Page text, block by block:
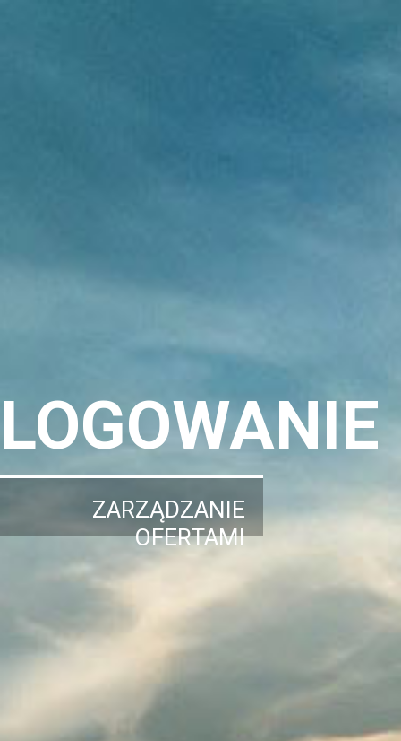
LOGOWANIE
ZARZĄDZANIE
OFERTAMI